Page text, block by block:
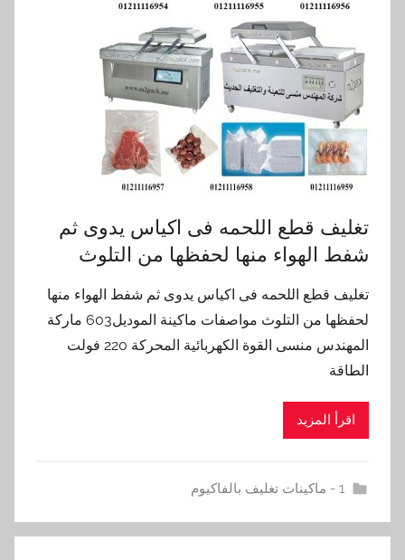
تغليف قطع اللحمه فى اكياس يدوى ثم
شفط الهواء منها لحفظها من التلوث
تغليف قطع اللحمه فى اكياس يدوى ثم شفط الهواء منها
لحفظها من التلوث مواصفات ماكينة الموديل603 ماركة
المهندس منسى القوة الكهربائية المحركة 220 فولت
الطاقة
اقرأ المزيد
1 - ماكينات تغليف بالفاكيوم